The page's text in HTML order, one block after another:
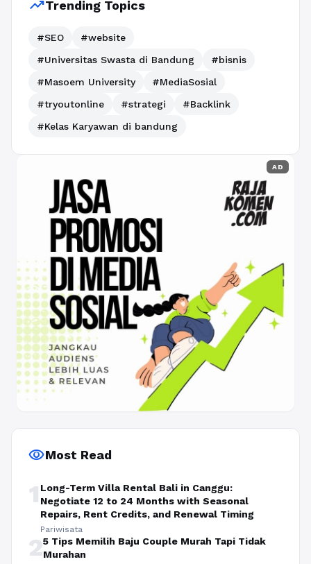
trending_upTrending Topics
#SEO
#website
#Universitas Swasta di Bandung
#bisnis
#Masoem University
#MediaSosial
#tryoutonline
#strategi
#Backlink
#Kelas Karyawan di bandung
AD
visibilityMost Read
1 Long-Term Villa Rental Bali in Canggu:
Negotiate 12 to 24 Months with Seasonal
Repairs, Rent Credits, and Renewal Timing
Pariwisata
25 Tips Memilih Baju Couple Murah Tapi Tidak
Murahan